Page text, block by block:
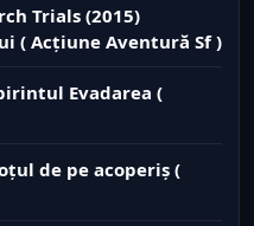
Trials (2015)
( Acțiune Aventură Sf )
Evadarea (
de pe acoperiș (